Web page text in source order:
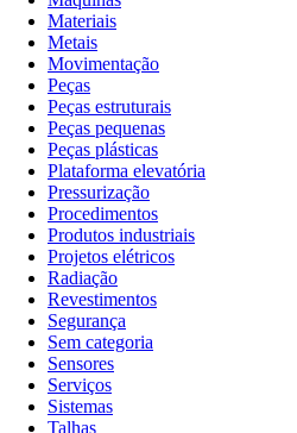
Materiais
Metais
Movimentação
Peças
Peças estruturais
Peças pequenas
Peças plásticas
Plataforma elevatória
Pressurização
Procedimentos
Produtos industriais
Projetos elétricos
Radiação
Revestimentos
Segurança
Sem categoria
Sensores
Serviços
Sistemas
Talhas